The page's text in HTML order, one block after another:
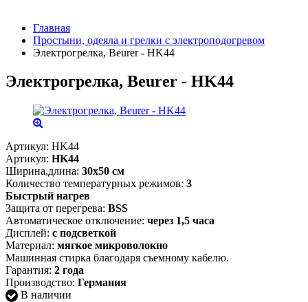
Главная
Простыни, одеяла и грелки с электроподогревом
Электрогрелка, Beurer - HK44
Электрогрелка, Beurer - HK44
Артикул: HK44
Артикул: HK44
Ширина,длина: 30х50 см
Количество температурных режимов: 3
Быстрый нагрев
Защита от перегрева: BSS
Автоматическое отключение: через 1,5 часа
Дисплей: с подсветкой
Материал: мягкое микроволокно
Машинная стирка благодаря съемному кабелю.
Гарантия: 2 года
Производство: Германия
В наличии